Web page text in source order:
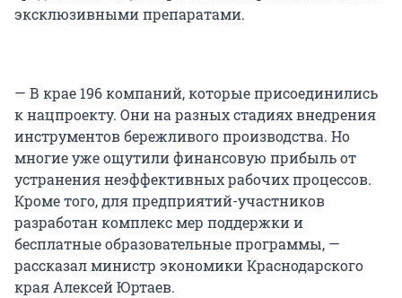
эксклюзивными препаратами.
— В крае 196 компаний, которые присоединились
к нацпроекту. Они на разных стадиях внедрения
инструментов бережливого производства. Но
многие уже ощутили финансовую прибыль от
устранения неэффективных рабочих процессов.
Кроме того, для предприятий-участников
разработан комплекс мер поддержки и
бесплатные образовательные программы, —
рассказал министр экономики Краснодарского
края Алексей Юртаев.